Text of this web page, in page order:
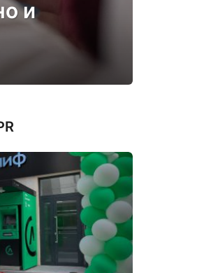
и